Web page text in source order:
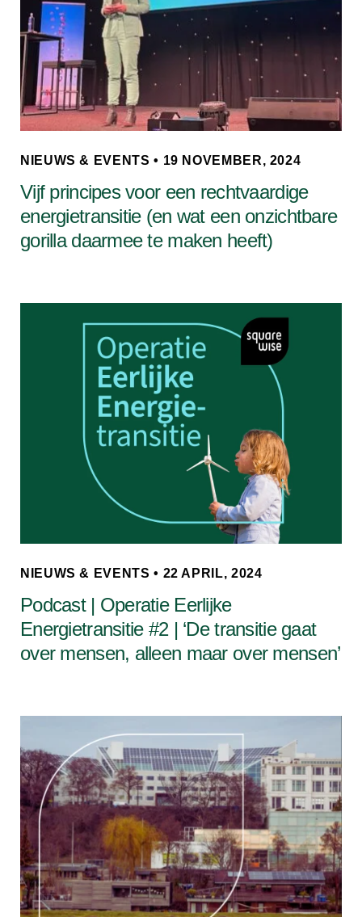
NIEUWS & EVENTS • 19 NOVEMBER, 2024
Vijf principes voor een rechtvaardige
energietransitie (en wat een onzichtbare
gorilla daarmee te maken heeft)
NIEUWS & EVENTS • 22 APRIL, 2024
Podcast | Operatie Eerlijke
Energietransitie #2 | ‘De transitie gaat
over mensen, alleen maar over mensen’